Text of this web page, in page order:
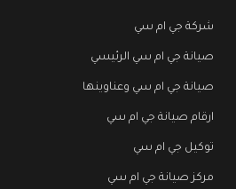
شركة جي ام سي
صيانة جي ام سي الرئيسي
صيانة جي ام سي وعناوينها
ارقام صيانة جي ام سي
توكيل جي ام سي
مركز صيانة جي ام سي